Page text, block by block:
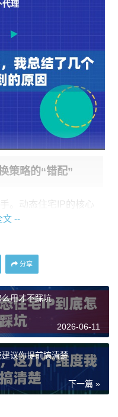
策略的“错配”
。动态住宅IP的核心
按一定周期更换。许多
问题就出在这里：
匹配，就会频繁触发
蔽，表现为连接不稳
保持登录状态的自动
却使用了会话时长很
登录状态丢失，频繁的
仅新IP可能被限制，
文 --
分享
用才不踩坑
2026-06-11
议你提前搞清楚
下一篇 »